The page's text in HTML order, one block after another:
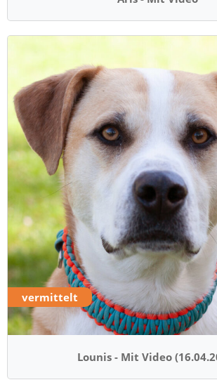
vermittelt
Lounis - Mit Video